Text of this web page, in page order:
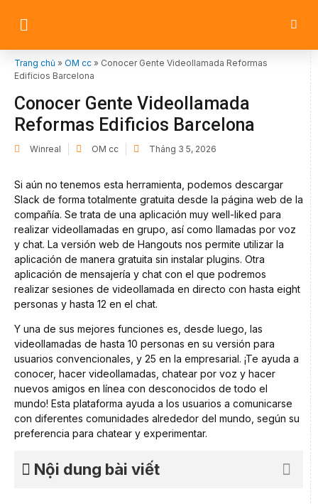
Trang chủ » OM cc » Conocer Gente Videollamada Reformas
Edificios Barcelona
Conocer Gente Videollamada
Reformas Edificios Barcelona
Winreal OM cc Tháng 3 5, 2026
Si aún no tenemos esta herramienta, podemos descargar
Slack de forma totalmente gratuita desde la página web de la
compañía. Se trata de una aplicación muy well-liked para
realizar videollamadas en grupo, así como llamadas por voz
y chat. La versión web de Hangouts nos permite utilizar la
aplicación de manera gratuita sin instalar plugins. Otra
aplicación de mensajería y chat con el que podremos
realizar sesiones de videollamada en directo con hasta eight
personas y hasta 12 en el chat.
Y una de sus mejores funciones es, desde luego, las
videollamadas de hasta 10 personas en su versión para
usuarios convencionales, y 25 en la empresarial. ¡Te ayuda a
conocer, hacer videollamadas, chatear por voz y hacer
nuevos amigos en línea con desconocidos de todo el
mundo! Esta plataforma ayuda a los usuarios a comunicarse
con diferentes comunidades alrededor del mundo, según su
preferencia para chatear y experimentar.
Nội dung bài viết